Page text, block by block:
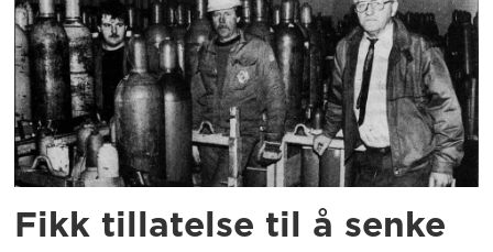
Fikk tillatelse til å senke